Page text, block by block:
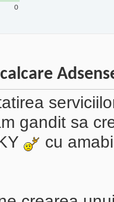
0
gandit sa
cu